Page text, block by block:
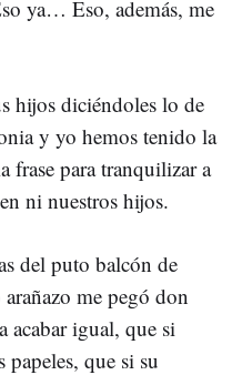
ya… Eso, además, me
hijos diciéndoles lo de
y yo hemos tenido la
frase para tranquilizar a
ni nuestros hijos.
del puto balcón de
me pegó don
acabar igual, que si
papeles, que si su